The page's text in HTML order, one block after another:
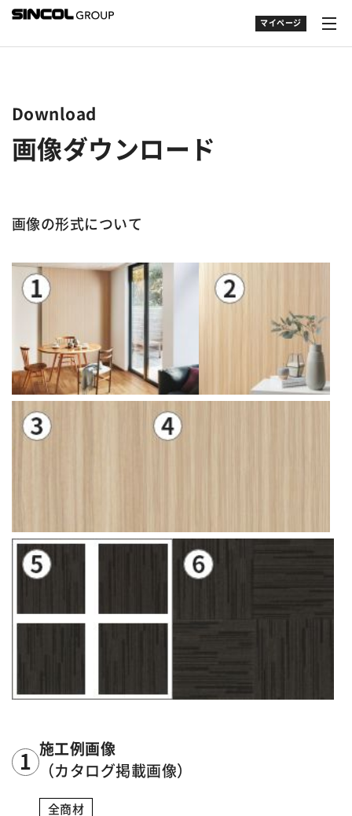
マイページ
Download
画像ダウンロード
画像の形式について
施工例画像
（カタログ掲載画像）
全商材